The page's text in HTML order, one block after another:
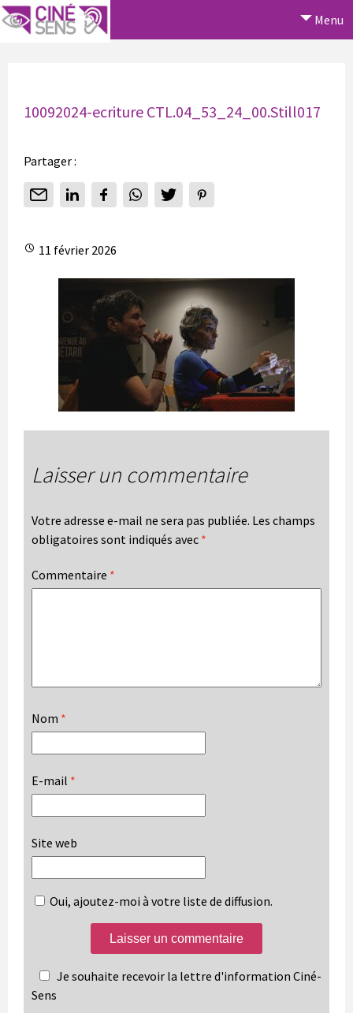
Menu
10092024-ecriture CTL.04_53_24_00.Still017
Partager :
11 février 2026
Laisser un commentaire
Votre adresse e-mail ne sera pas publiée. Les champs
obligatoires sont indiqués avec *
Commentaire *
Nom *
E-mail *
Site web
Oui, ajoutez-moi à votre liste de diffusion.
Je souhaite recevoir la lettre d'information Ciné-
Sens